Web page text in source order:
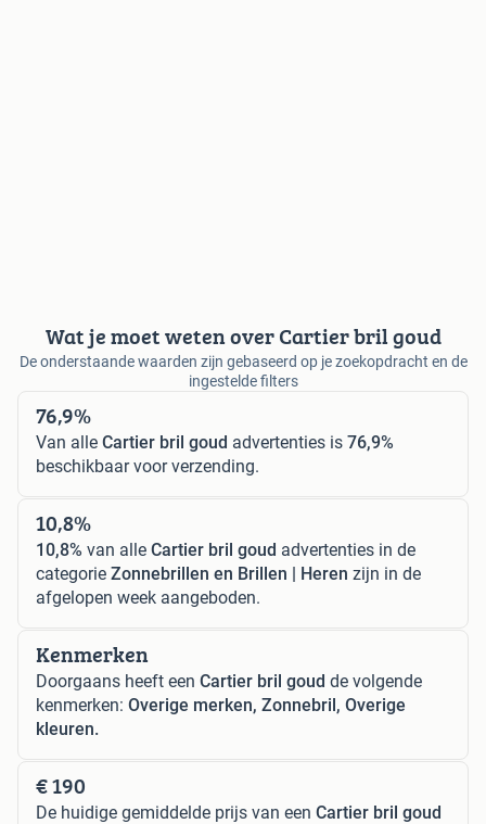
Wat je moet weten over Cartier bril goud
De onderstaande waarden zijn gebaseerd op je zoekopdracht en de
ingestelde filters
76,9%
Van alle Cartier bril goud advertenties is 76,9%
beschikbaar voor verzending.
10,8%
10,8% van alle Cartier bril goud advertenties in de
categorie Zonnebrillen en Brillen | Heren zijn in de
afgelopen week aangeboden.
Kenmerken
Doorgaans heeft een Cartier bril goud de volgende
kenmerken: Overige merken, Zonnebril, Overige
kleuren.
€ 190
De huidige gemiddelde prijs van een Cartier bril goud